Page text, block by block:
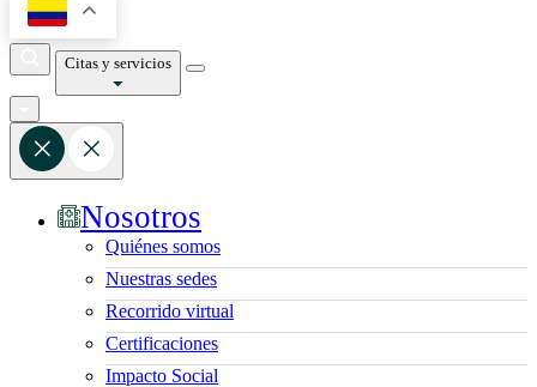
Citas y servicios
Nosotros
Quiénes somos
Nuestras sedes
Recorrido virtual
Certificaciones
Impacto Social